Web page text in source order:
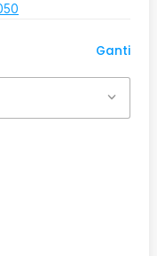
Ganti